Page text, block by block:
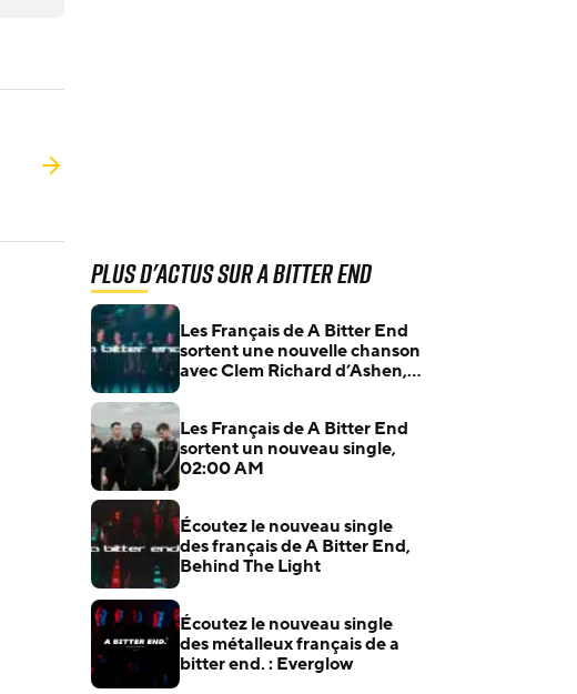
Plus d'actus sur A Bitter End
Les Français de A Bitter End
sortent une nouvelle chanson
avec Clem Richard d’Ashen,
Les Français de A Bitter End
sortent un nouveau single,
02:00 AM
Écoutez le nouveau single
des français de A Bitter End,
Behind The Light
Écoutez le nouveau single
des métalleux français de a
bitter end. : Everglow